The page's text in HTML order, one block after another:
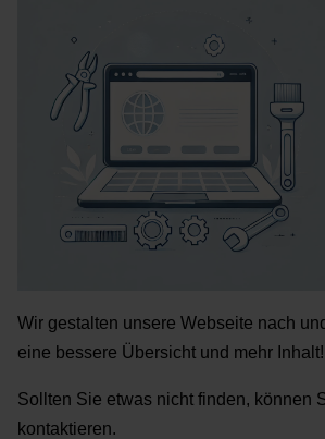
Wir gestalten unsere Webseite nach
eine bessere Übersicht und mehr Inhalt!
Sollten Sie etwas nicht finden, können
kontaktieren.